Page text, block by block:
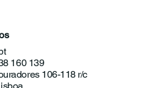
160 139
106-118 r/c